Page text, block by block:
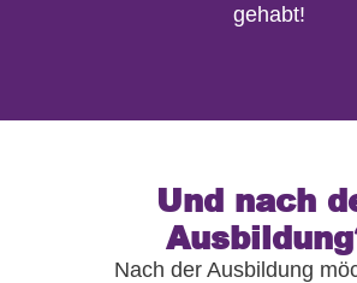
gehabt!
Und nach
Nach der Ausbildung